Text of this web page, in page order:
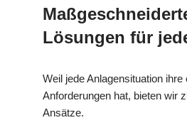
Lösungen für
Weil jede Anlagensituation ihre
Anforderungen hat, bieten wir
Ansätze.